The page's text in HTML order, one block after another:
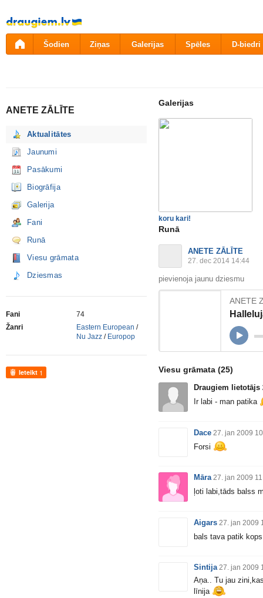
Pāriet
uz
saturu
Šodien Ziņas Galerijas Spēles D-biedri
ANETE ZĀLĪTE
Aktualitātes
Jaunumi
Pasākumi
Biogrāfija
Galerija
Fani
Runā
Viesu grāmata
Dziesmas
Fani
74
Žanri
Eastern European /
Nu Jazz / Europop
Ieteikt 1
Galerijas
koru kari!
Runā
ANETE ZĀLĪTE
27. dec 2014 14:44
pievienoja jaunu dziesmu
ANETE
Viesu grāmata (25)
Draugiem lietotājs
Ir labi - man patika
Dace 27. jan 2009
Forsi
Māra 27. jan 2009
ļoti labi,tāds balss
Aigars 27. jan 2009
bals tava patik
Sintija 27. jan 2009
Aņa.. Tu jau
līnija